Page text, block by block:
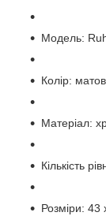
Модель:
Колір:
Матеріал:
Кількість
Розміри: 43